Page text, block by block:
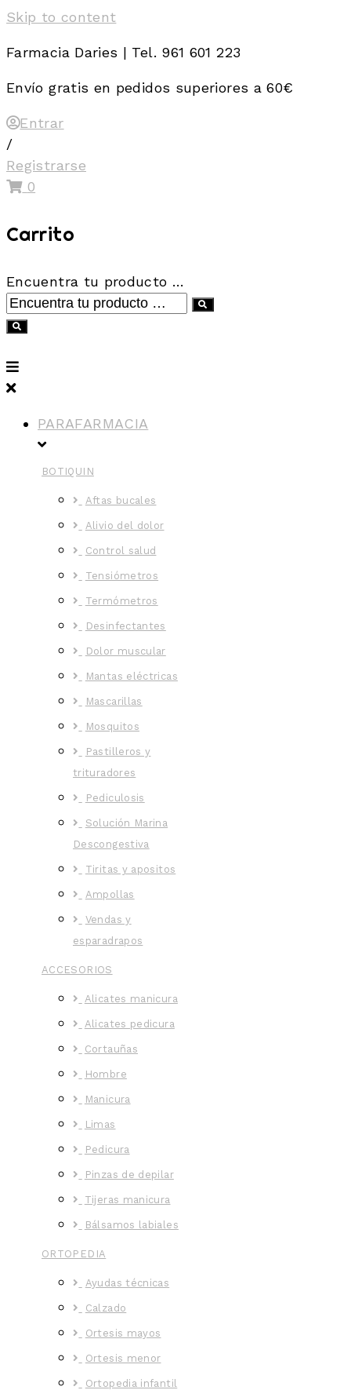
Skip to content
Farmacia Daries | Tel. 961 601 223
Envío gratis en pedidos superiores a 60€
Entrar
/
Registrarse
0
Carrito
Encuentra tu producto …
PARAFARMACIA
BOTIQUIN
Aftas bucales
Alivio del dolor
Control salud
Tensiómetros
Termómetros
Desinfectantes
Dolor muscular
Mantas eléctricas
Mascarillas
Mosquitos
Pastilleros y
trituradores
Pediculosis
Solución Marina
Descongestiva
Tiritas y apositos
Ampollas
Vendas y
esparadrapos
ACCESORIOS
Alicates manicura
Alicates pedicura
Cortauñas
Hombre
Manicura
Limas
Pedicura
Pinzas de depilar
Tijeras manicura
Bálsamos labiales
ORTOPEDIA
Ayudas técnicas
Calzado
Ortesis mayos
Ortesis menor
Ortopedia infantil